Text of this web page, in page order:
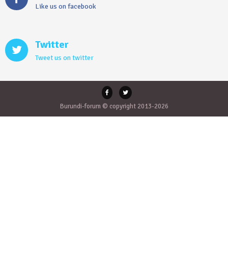
Like us on facebook
Twitter
Tweet us on twitter
Burundi-forum © copyright 2013-2026